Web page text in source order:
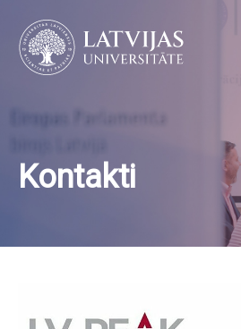
Kontakti